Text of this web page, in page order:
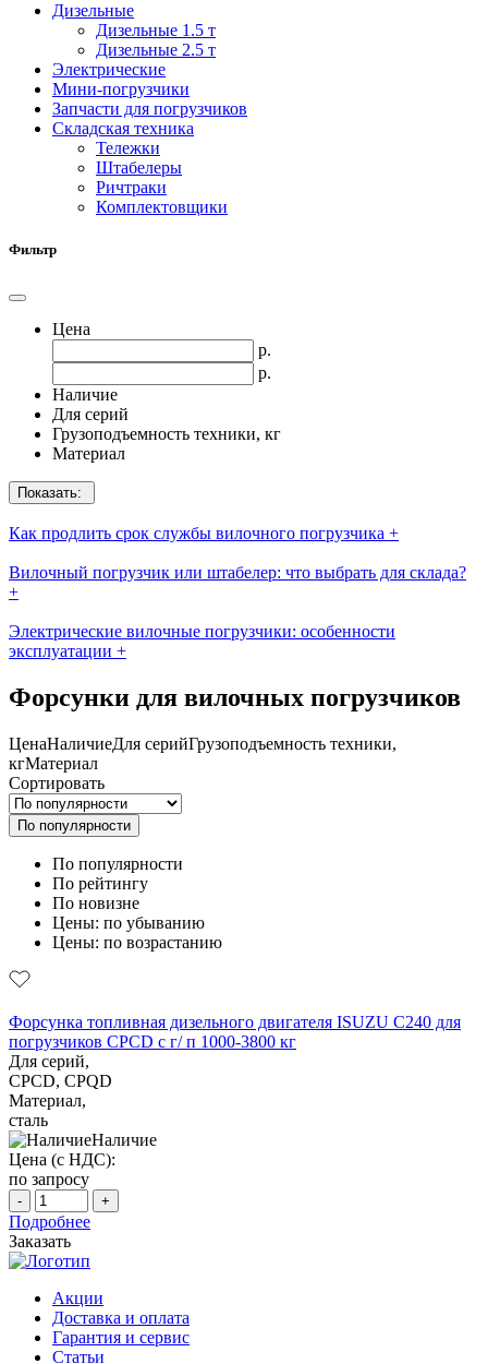
Дизельные
Дизельные 1.5 т
Дизельные 2.5 т
Электрические
Мини-погрузчики
Запчасти для погрузчиков
Складская техника
Тележки
Штабелеры
Ричтраки
Комплектовщики
Фильтр
Цена
р.
р.
Наличие
Для серий
Грузоподъемность техники, кг
Материал
Показать:
Как продлить срок службы вилочного погрузчика +
Вилочный погрузчик или штабелер: что выбрать для склада?
+
Электрические вилочные погрузчики: особенности
эксплуатации +
Форсунки для вилочных погрузчиков
ЦенаНаличиеДля серийГрузоподъемность техники,
кгМатериал
Сортировать
По популярности
По популярности
По рейтингу
По новизне
Цены: по убыванию
Цены: по возрастанию
Форсунка топливная дизельного двигателя ISUZU C240 для
погрузчиков CPCD с г/ п 1000-3800 кг
Для серий,
CPCD, CPQD
Материал,
сталь
Наличие
Цена (с НДС):
по запросу
- +
Подробнее
Заказать
Акции
Доставка и оплата
Гарантия и сервис
Статьи